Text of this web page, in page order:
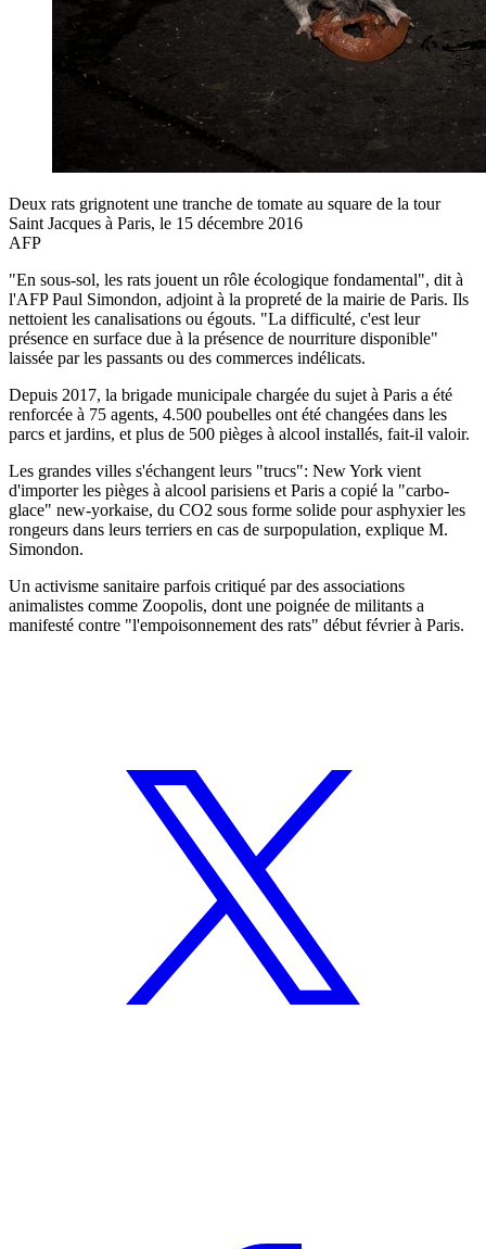
Deux rats grignotent une tranche de tomate au square de la tour
Saint Jacques à Paris, le 15 décembre 2016
AFP
"En sous-sol, les rats jouent un rôle écologique fondamental", dit à
l'AFP Paul Simondon, adjoint à la propreté de la mairie de Paris. Ils
nettoient les canalisations ou égouts. "La difficulté, c'est leur
présence en surface due à la présence de nourriture disponible"
laissée par les passants ou des commerces indélicats.
Depuis 2017, la brigade municipale chargée du sujet à Paris a été
renforcée à 75 agents, 4.500 poubelles ont été changées dans les
parcs et jardins, et plus de 500 pièges à alcool installés, fait-il valoir.
Les grandes villes s'échangent leurs "trucs": New York vient
d'importer les pièges à alcool parisiens et Paris a copié la "carbo-
glace" new-yorkaise, du CO2 sous forme solide pour asphyxier les
rongeurs dans leurs terriers en cas de surpopulation, explique M.
Simondon.
Un activisme sanitaire parfois critiqué par des associations
animalistes comme Zoopolis, dont une poignée de militants a
manifesté contre "l'empoisonnement des rats" début février à Paris.